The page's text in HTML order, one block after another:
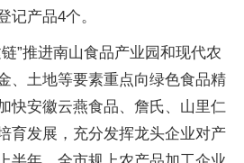
记产品4个。
”推进南山食品产业园和现代农
、土地等要素重点向绿色食品精
快安徽云燕食品、詹氏、山里仁
育发展，充分发挥龙头企业对产